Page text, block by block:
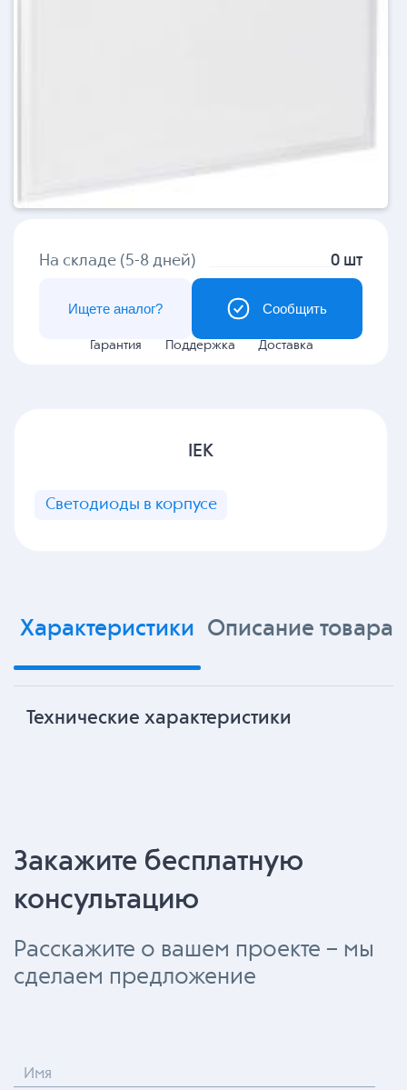
Гарантия Поддержка Доставка
На складе (5-8 дней) 0 шт
Сообщить
Ищете аналог?
IEK
Светодиоды в корпусе
Характеристики Описание товара
Технические характеристики
Закажите бесплатную
консультацию
Расскажите о вашем проекте – мы
сделаем предложение
Имя